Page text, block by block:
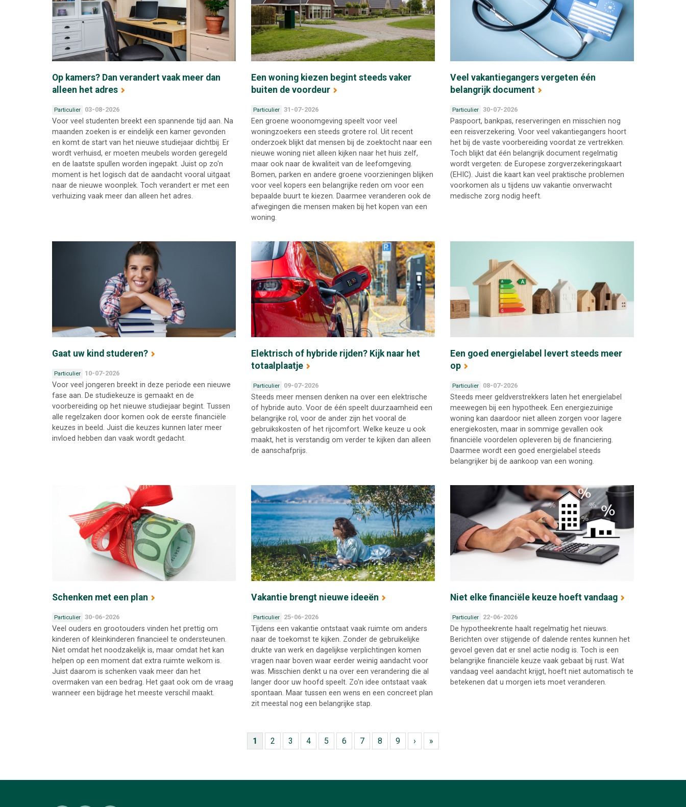
Op kamers? Dan verandert vaak meer dan
alleen het adres
Particulier 03-08-2026
Voor veel studenten breekt een spannende tijd aan. Na
maanden zoeken is er eindelijk een kamer gevonden
en komt de start van het nieuwe studiejaar dichtbij. Er
wordt verhuisd, er moeten meubels worden geregeld
en de laatste spullen worden ingepakt. Juist op zo'n
moment is het logisch dat de aandacht vooral uitgaat
naar de nieuwe woonplek. Toch verandert er met een
verhuizing vaak meer dan alleen het adres.
Een woning kiezen begint steeds vaker
buiten de voordeur
Particulier 31-07-2026
Een groene woonomgeving speelt voor veel
woningzoekers een steeds grotere rol. Uit recent
onderzoek blijkt dat mensen bij de zoektocht naar een
nieuwe woning niet alleen kijken naar het huis zelf,
maar ook naar de kwaliteit van de leefomgeving.
Bomen, parken en andere groene voorzieningen blijken
voor veel kopers een belangrijke reden om voor een
bepaalde buurt te kiezen. Daarmee veranderen ook de
afwegingen die mensen maken bij het kopen van een
woning.
Veel vakantiegangers vergeten één
belangrijk document
Particulier 30-07-2026
Paspoort, bankpas, reserveringen en misschien nog
een reisverzekering. Voor veel vakantiegangers hoort
het bij de vaste voorbereiding voordat ze vertrekken.
Toch blijkt dat één belangrijk document regelmatig
wordt vergeten: de Europese zorgverzekeringskaart
(EHIC). Juist die kaart kan veel praktische problemen
voorkomen als u tijdens uw vakantie onverwacht
medische zorg nodig heeft.
Gaat uw kind studeren?
Particulier 10-07-2026
Voor veel jongeren breekt in deze periode een nieuwe
fase aan. De studiekeuze is gemaakt en de
voorbereiding op het nieuwe studiejaar begint. Tussen
alle regelzaken door komen ook de eerste financiële
keuzes in beeld. Juist die keuzes kunnen later meer
invloed hebben dan vaak wordt gedacht.
Elektrisch of hybride rijden? Kijk naar het
totaalplaatje
Particulier 09-07-2026
Steeds meer mensen denken na over een elektrische
of hybride auto. Voor de één speelt duurzaamheid een
belangrijke rol, voor de ander zijn het vooral de
gebruikskosten of het rijcomfort. Welke keuze u ook
maakt, het is verstandig om verder te kijken dan alleen
de aanschafprijs.
Een goed energielabel levert steeds meer
op
Particulier 08-07-2026
Steeds meer geldverstrekkers laten het energielabel
meewegen bij een hypotheek. Een energiezuinige
woning kan daardoor niet alleen zorgen voor lagere
energiekosten, maar in sommige gevallen ook
financiële voordelen opleveren bij de financiering.
Daarmee wordt een goed energielabel steeds
belangrijker bij de aankoop van een woning.
Schenken met een plan
Particulier 30-06-2026
Veel ouders en grootouders vinden het prettig om
kinderen of kleinkinderen financieel te ondersteunen.
Niet omdat het noodzakelijk is, maar omdat het kan
helpen op een moment dat extra ruimte welkom is.
Juist daarom is schenken vaak meer dan het
overmaken van een bedrag. Het gaat ook om de vraag
wanneer een bijdrage het meeste verschil maakt.
Vakantie brengt nieuwe ideeën
Particulier 25-06-2026
Tijdens een vakantie ontstaat vaak ruimte om anders
naar de toekomst te kijken. Zonder de gebruikelijke
drukte van werk en dagelijkse verplichtingen komen
vragen naar boven waar eerder weinig aandacht voor
was. Misschien denkt u na over een verandering die al
langer door uw hoofd speelt. Zo'n idee ontstaat vaak
spontaan. Maar tussen een wens en een concreet plan
zit meestal nog een belangrijke stap.
Niet elke financiële keuze hoeft vandaag
Particulier 22-06-2026
De hypotheekrente haalt regelmatig het nieuws.
Berichten over stijgende of dalende rentes kunnen het
gevoel geven dat er snel actie nodig is. Toch is een
belangrijke financiële keuze vaak gebaat bij rust. Wat
vandaag veel aandacht krijgt, hoeft niet automatisch te
betekenen dat u morgen iets moet veranderen.
1 2 3 4 5 6 7 8 9 › »